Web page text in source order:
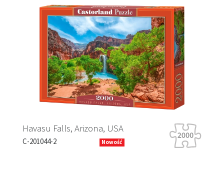
Arizona, USA
Nowość
Tiger Tour
B-066339